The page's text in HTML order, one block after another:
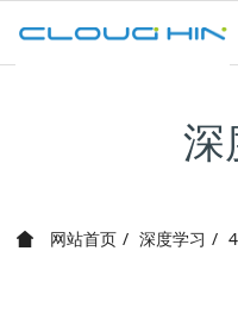
深
网站首页 深度学习